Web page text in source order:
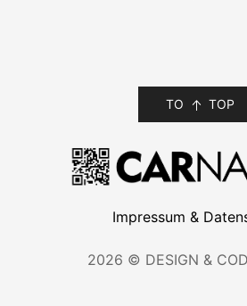
TO TOP
Impressum &
2026 © DESIGN &